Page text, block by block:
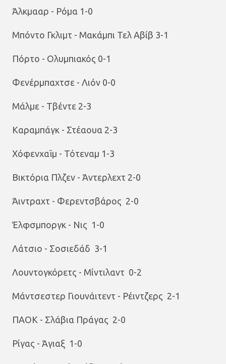
Άλκμααρ - Ρόμα 1-0
Μπόντο Γκλιμτ - Μακάμπι Τελ Αβίβ 3-1
Πόρτο - Ολυμπιακός 0-1
Φενέρμπαχτσε - Λιόν 0-0
Μάλμε - Τβέντε 2-3
Καραμπάγκ - Στέαουα 2-3
Χόφενχαϊμ - Τότεναμ 1-3
Βικτόρια Πλζεν - Άντερλεχτ 2-0
Άιντραχτ - Φερεντσβάρος 2-0
Έλφσμποργκ - Νις 1-0
Λάτσιο - Σοσιεδάδ 3-1
Λουντογκόρετς - Μίντιλαντ 0-2
Μάντσεστερ Γιουνάιτεντ - Ρέιντζερς 2-1
ΠΑΟΚ - Σλάβια Πράγας 2-0
Ρίγας - Άγιαξ 1-0